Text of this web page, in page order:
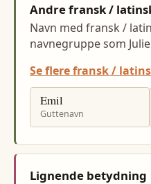
Andre fransk /
Navn med fransk /
navnegruppe som
Se flere fransk /
Emil
Guttenavn
Lignende betydning